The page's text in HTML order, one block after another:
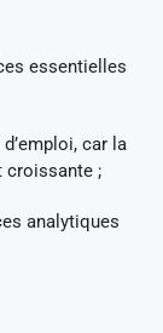
essentielles
car la
croissante ;
analytiques